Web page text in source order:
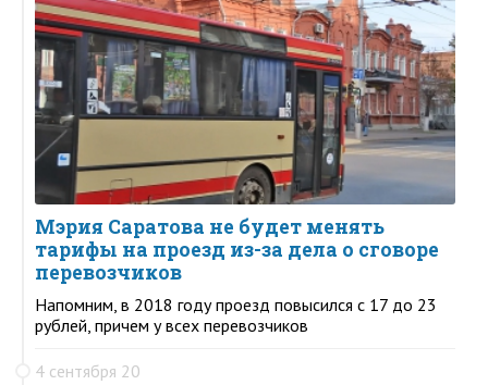
Мэрия Саратова не будет менять
тарифы на проезд из-за дела о сговоре
перевозчиков
Напомним, в 2018 году проезд повысился с 17 до 23
рублей, причем у всех перевозчиков
4 сентября 20